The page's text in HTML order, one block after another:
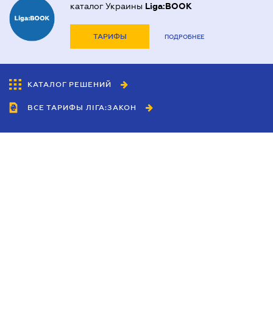
каталог Украины Liga:BOOK
ТАРИФЫ ПОДРОБНЕЕ
КАТАЛОГ РЕШЕНИЙ
ВСЕ ТАРИФЫ ЛІГА:ЗАКОН